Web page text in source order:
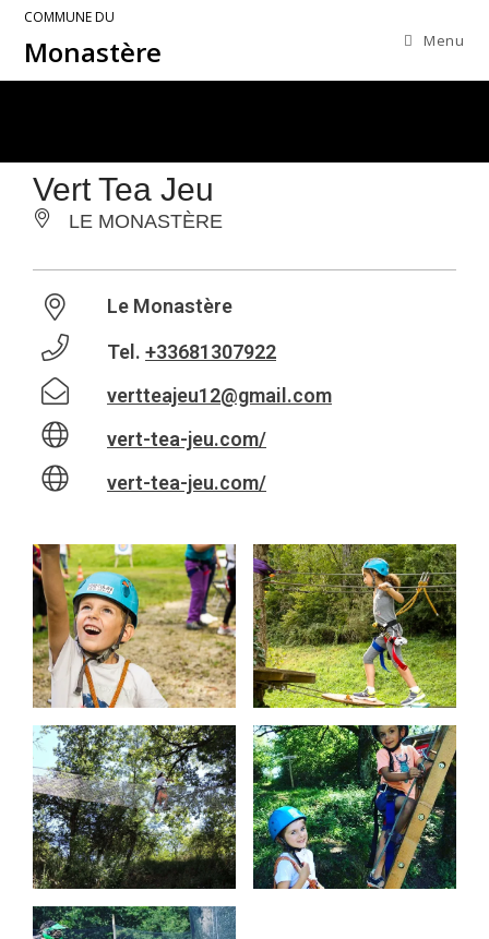
COMMUNE DU
Monastère Menu
Vert Tea Jeu
LE MONASTÈRE
Le Monastère
Tel. +33681307922
vertteajeu12@gmail.com
vert-tea-jeu.com/
vert-tea-jeu.com/